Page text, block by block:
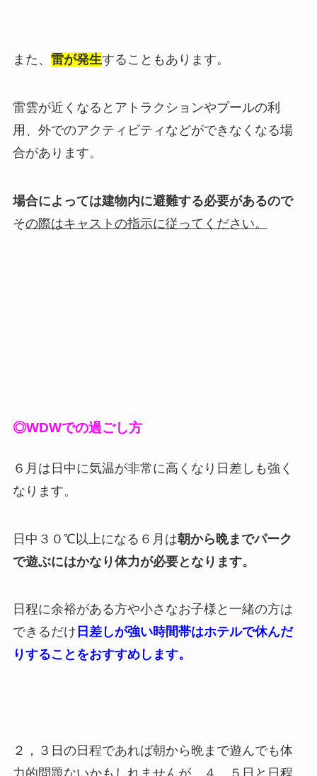
また、 雷が発生することもあります。
雷雲が近くなるとアトラクションやプールの利
用、外でのアクティビティなどができなくなる場
合があります。
場合によっては建物内に避難する必要があるので
その際はキャストの指示に従ってください。
◎WDWでの過ごし方
６月は日中に気温が非常に高くなり日差しも強く
なります。
日中３０℃以上になる６月は朝から晩までパーク
で遊ぶにはかなり体力が必要となります。
日程に余裕がある方や小さなお子様と一緒の方は
できるだけ 日差しが強い時間帯はホテルで休んだ
りすることをおすすめします。
２，３日の日程であれば朝から晩まで遊んでも体